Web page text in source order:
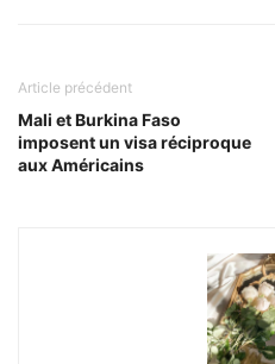
Article précédent
Mali et Burkina Faso
imposent un visa réciproque
aux Américains